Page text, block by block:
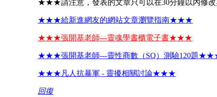
★★★請注意，發表的文章只可以在30分鐘以內修
★★★給新進網友的網站文章瀏覽指南★★★
★★★張開基老師---靈魂學書櫃電子書★★★
★★★張開基老師---靈性商數（SQ）測驗120題
★★★凡人抗暴軍 - 靈擾相關討論★★★
回復